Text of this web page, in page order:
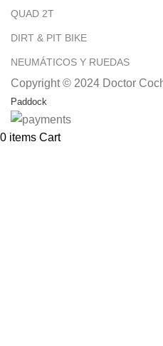
QUAD 2T
DIRT & PIT BIKE
NEUMÁTICOS Y RUEDAS
Copyright © 2024 Doctor
Paddock
0 items Cart